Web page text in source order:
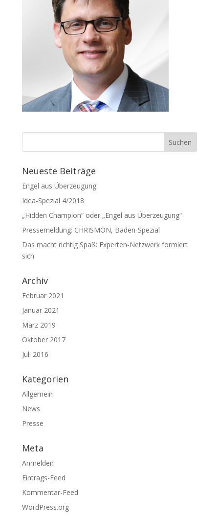
Neueste Beiträge
Engel aus Überzeugung
Idea-Spezial 4/2018
„Hidden Champion“ oder „Engel aus Überzeugung“
Pressemeldung: CHRISMON, Baden-Spezial
Das macht richtig Spaß: Experten-Netzwerk formiert
sich
Archiv
Februar 2021
Januar 2021
März 2019
Oktober 2017
Juli 2016
Kategorien
Allgemein
News
Presse
Meta
Anmelden
Eintrags-Feed
Kommentar-Feed
WordPress.org